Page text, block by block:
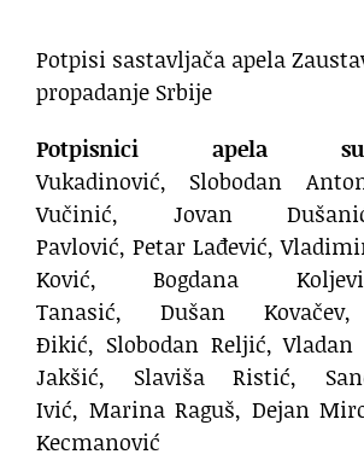
Potpisi sastavljača apela
propadanje Srbije
Potpisnici apela su
Vukadinović, Slobodan
Vučinić, Jovan
Pavlović, Petar Lađević,
Ković, Bogdana
Tanasić, Dušan
Đikić, Slobodan Reljić,
Jakšić, Slaviša Ristić,
Ivić, Marina Raguš, Dejan
Kecmanović